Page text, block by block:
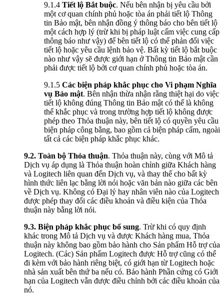
9.1.4 Tiết lộ Bắt buộc. Nếu bên nhận bị yêu cầu bởi
một cơ quan chính phủ hoặc tòa án phải tiết lộ Thông
tin Bảo mật, bên nhận đồng ý thông báo cho bên tiết lộ
một cách hợp lý (trừ khi bị pháp luật cấm việc cung cấp
thông báo như vậy) để bên tiết lộ có thể phản đối việc
tiết lộ hoặc yêu cầu lệnh bảo vệ. Bất kỳ tiết lộ bắt buộc
nào như vậy sẽ được giới hạn ở Thông tin Bảo mật cần
phải được tiết lộ bởi cơ quan chính phủ hoặc tòa án.
9.1.5 Các biện pháp khắc phục cho Vi phạm Nghĩa
vụ Bảo mật. Bên nhận thừa nhận rằng thiệt hại do việc
tiết lộ không đúng Thông tin Bảo mật có thể là không
thể khắc phục và trong trường hợp tiết lộ không được
phép theo Thỏa thuận này, bên tiết lộ có quyền yêu cầu
biện pháp công bằng, bao gồm cả biện pháp cấm, ngoài
tất cả các biện pháp khắc phục khác.
9.2. Toàn bộ Thỏa thuận. Thỏa thuận này, cùng với Mô tả
Dịch vụ áp dụng là Thỏa thuận hoàn chỉnh giữa Khách hàng
và Logitech liên quan đến Dịch vụ, và thay thế cho bất kỳ
hình thức liên lạc bằng lời nói hoặc văn bản nào giữa các bên
về Dịch vụ. Không có Đại lý hay nhân viên nào của Logitech
được phép thay đổi các điều khoản và điều kiện của Thỏa
thuận này bằng lời nói.
9.3. Biện pháp khắc phục bổ sung. Trừ khi có quy định
khác trong Mô tả Dịch vụ và được Khách hàng mua, Thỏa
thuận này không bao gồm bảo hành cho Sản phẩm Hỗ trợ của
Logitech. (Các) Sản phẩm Logitech được Hỗ trợ cũng có thể
đi kèm với bảo hành riêng biệt, có giới hạn từ Logitech hoặc
nhà sản xuất bên thứ ba nếu có. Bảo hành Phần cứng có Giới
hạn của Logitech vẫn được điều chỉnh bởi các điều khoản của
nó.